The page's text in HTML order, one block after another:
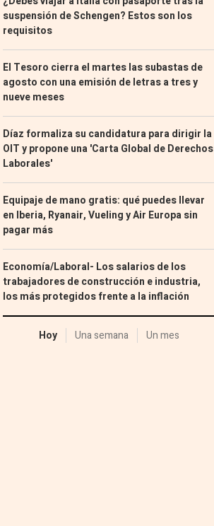
suspensión de Schengen? Estos son los
requisitos
El Tesoro cierra el martes las subastas de
agosto con una emisión de letras a tres y
nueve meses
Díaz formaliza su candidatura para dirigir la
OIT y propone una 'Carta Global de Derechos
Laborales'
Equipaje de mano gratis: qué puedes llevar
en Iberia, Ryanair, Vueling y Air Europa sin
pagar más
Economía/Laboral- Los salarios de los
trabajadores de construcción e industria,
los más protegidos frente a la inflación
Hoy Una semana Un mes